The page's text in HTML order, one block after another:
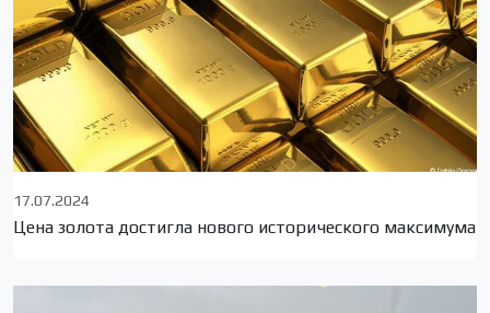
17.07.2024
Цена золота достигла нового исторического максимума